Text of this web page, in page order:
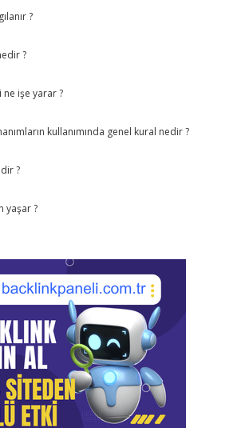
?
?
işe yarar ?
kullanımında genel kural nedir ?
?
yaşar ?